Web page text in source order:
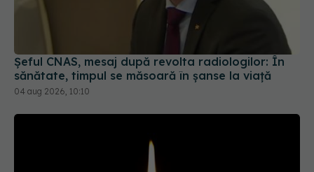
Șeful CNAS, mesaj după revolta radiologilor: În
sănătate, timpul se măsoară în șanse la viață
04 aug 2026, 10:10